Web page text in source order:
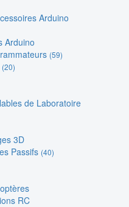
Arduino
Arduino
(59)
(20)
de Laboratoire
3D
Passifs (40)
RC